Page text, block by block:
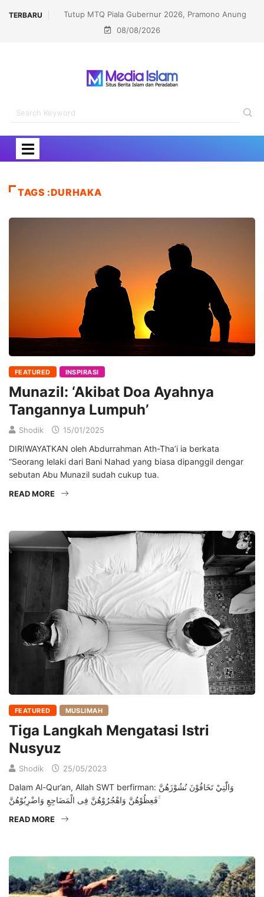
TERBARU
Pramono Anung
Kinerja Humas Diapresiasi, Kemenag Sabet
Government Institutions Award 2026
08/08/2026
TAGS :DURHAKA
FEATURED INSPIRASI
Munazil: ‘Akibat Doa Ayahnya
Tangannya Lumpuh’
Shodik 15/01/2025
DIRIWAYATKAN oleh Abdurrahman Ath-Tha’i ia berkata
“Seorang lelaki dari Bani Nahad yang biasa dipanggil dengar
sebutan Abu Munazil sudah cukup tua.
READ MORE
FEATURED MUSLIMAH
Tiga Langkah Mengatasi Istri
Nusyuz
Shodik 25/05/2023
Dalam Al-Qur’an, Allah SWT berfirman: وَالّٰتِيْ تَخَافُوْنَ نُشُوْزَهُنَّ
فَعِظُوْهُنَّ وَاهْجُرُوْهُنَّ فِى الْمَضَاجِعِ وَاضْرِبُوْهُنَّ ۚ
READ MORE